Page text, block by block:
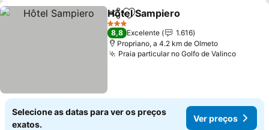
PartilharAdicionar aos favoritos
Hôtel Sampiero
3 Estrelas
8,8 Excelente
1.616
Propriano, a 4.2 km de Olmeto
Praia particular no Golfo de Valinco
Selecione as datas para ver os preços
exatos.
Ver preços